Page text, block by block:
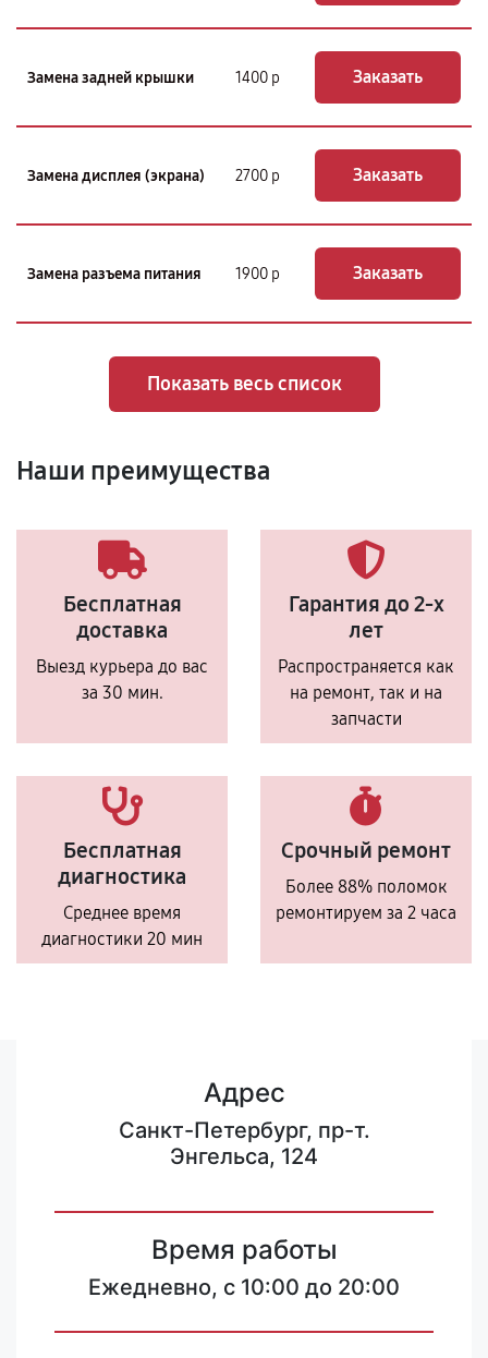
Замена задней крышки 1400 р Заказать
Замена дисплея (экрана) 2700 р Заказать
Замена разъема питания 1900 р Заказать
Показать весь список
Наши преимущества
Бесплатная
доставка
Выезд курьера до вас
за 30 мин.
Гарантия до 2-х
лет
Распространяется как
на ремонт, так и на
запчасти
Бесплатная
диагностика
Среднее время
диагностики 20 мин
Срочный ремонт
Более 88% поломок
ремонтируем за 2 часа
Адрес
Санкт-Петербург, пр-т.
Энгельса, 124
Время работы
Ежедневно, с 10:00 до 20:00